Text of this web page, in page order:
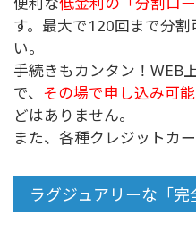
す。最大で120回まで分
い。
手続きもカンタン！WEB
で、 その場で申し込み可能
どはありません。
また、各種クレジットカ
ラグジュアリーな「完